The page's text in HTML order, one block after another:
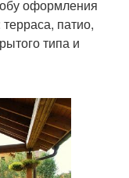
оформления
патио,
типа и